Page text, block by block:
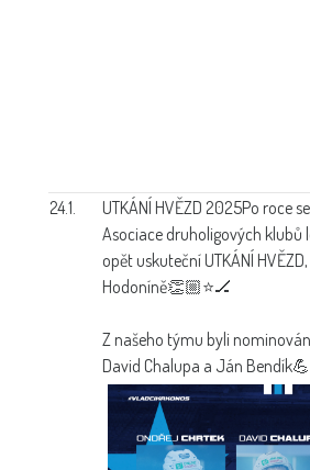
24.1. UTKÁNÍ HVĚZD 2025Po roce
Asociace druholigových klubů
opět uskuteční UTKÁNÍ
Hodoníně👏🏼⭐🏒
Z našeho týmu byli
David Chalupa a Ján